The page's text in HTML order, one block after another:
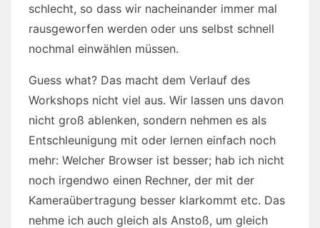
schlecht, so dass wir nacheinander immer mal
rausgeworfen werden oder uns selbst schnell
nochmal einwählen müssen.
Guess what? Das macht dem Verlauf des
Workshops nicht viel aus. Wir lassen uns davon
nicht groß ablenken, sondern nehmen es als
Entschleunigung mit oder lernen einfach noch
mehr: Welcher Browser ist besser; hab ich nicht
noch irgendwo einen Rechner, der mit der
Kameraübertragung besser klarkommt etc. Das
nehme ich auch gleich als Anstoß, um gleich